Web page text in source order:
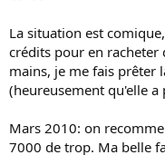
La situation est
crédits pour en racheter
mains, je me fais prêter
(heureusement qu'elle a
Mars 2010: on
7000 de trop. Ma belle